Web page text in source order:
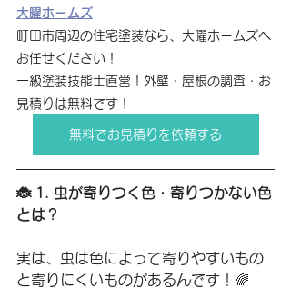
大曜ホームズ
町田市周辺の住宅塗装なら、大曜ホームズへ
お任せください！
一級塗装技能士直営！外壁・屋根の調査・お
見積りは無料です！
無料でお見積りを依頼する
🐞 1. 虫が寄りつく色・寄りつかない色
とは？
実は、虫は色によって寄りやすいもの
と寄りにくいものがあるんです！🌈